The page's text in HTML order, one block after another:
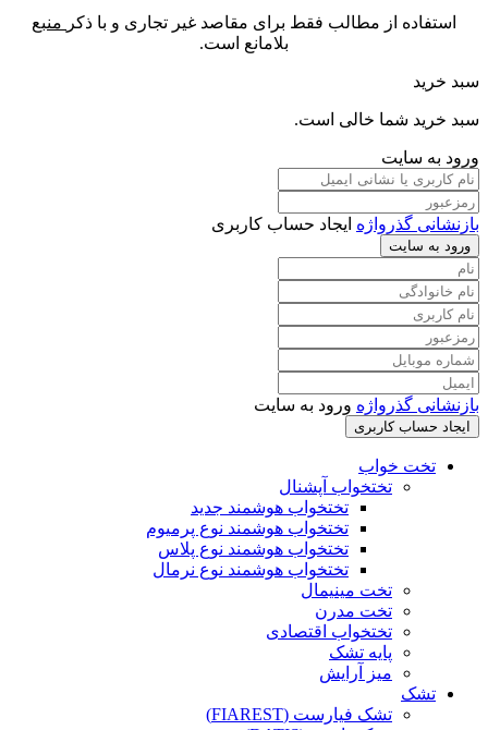
استفاده از مطالب فقط برای مقاصد غیر تجاری و با ذکر منبع
بلامانع است.
سبد خرید
سبد خرید شما خالی است.
ورود به سایت
بازنشانی گذرواژه ایجاد حساب کاربری
ورود به سایت
بازنشانی گذرواژه ورود به سایت
ایجاد حساب کاربری
تخت خواب
تختخواب آپشنال
تختخواب هوشمند جدید
تختخواب هوشمند نوع پرمیوم
تختخواب هوشمند نوع پلاس
تختخواب هوشمند نوع نرمال
تخت مینیمال
تخت مدرن
تختخواب اقتصادی
پایه تشک
میز آرایش
تشک
تشک فیارست (FIAREST)